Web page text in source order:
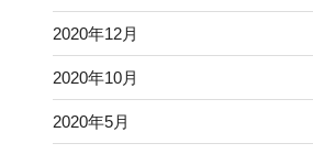
2020年12月
2020年10月
2020年5月